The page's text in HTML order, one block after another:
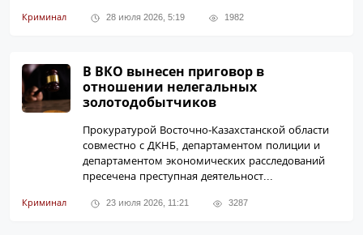
Криминал 28 июля 2026, 5:19 1982
В ВКО вынесен приговор в
отношении нелегальных
золотодобытчиков
Прокуратурой Восточно-Казахстанской области
совместно с ДКНБ, департаментом полиции и
департаментом экономических расследований
пресечена преступная деятельност...
Криминал 23 июля 2026, 11:21 3287